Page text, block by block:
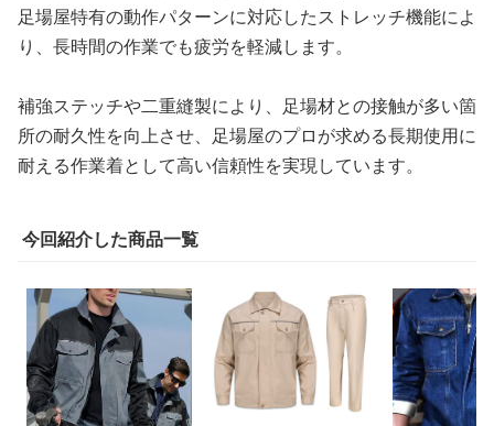
足場屋特有の動作パターンに対応したストレッチ機能によ
り、長時間の作業でも疲労を軽減します。
補強ステッチや二重縫製により、足場材との接触が多い箇
所の耐久性を向上させ、足場屋のプロが求める長期使用に
耐える作業着として高い信頼性を実現しています。
今回紹介した商品一覧